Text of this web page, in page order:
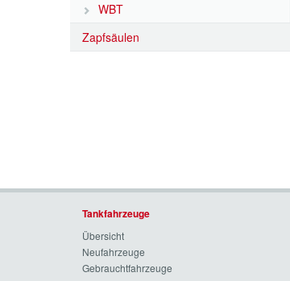
WBT
Zapfsäulen
Tankfahrzeuge
Übersicht
Neufahrzeuge
Gebrauchtfahrzeuge